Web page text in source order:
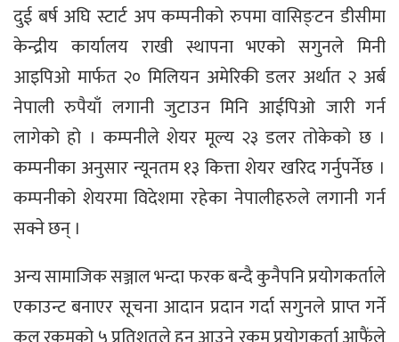
दुई बर्ष अघि स्टार्ट अप कम्पनीको रुपमा वासिङ्टन डीसीमा
केन्द्रीय कार्यालय राखी स्थापना भएको सगुनले मिनी
आइपिओ मार्फत २० मिलियन अमेरिकी डलर अर्थात २ अर्ब
नेपाली रुपैयाँ लगानी जुटाउन मिनि आईपिओ जारी गर्न
लागेको हो । कम्पनीले शेयर मूल्य २३ डलर तोकेको छ ।
कम्पनीका अनुसार न्यूनतम १३ कित्ता शेयर खरिद गर्नुपर्नेछ ।
कम्पनीको शेयरमा विदेशमा रहेका नेपालीहरुले लगानी गर्न
सक्ने छन् ।
अन्य सामाजिक सञ्जाल भन्दा फरक बन्दै कुनैपनि प्रयोगकर्ताले
एकाउन्ट बनाएर सूचना आदान प्रदान गर्दा सगुनले प्राप्त गर्ने